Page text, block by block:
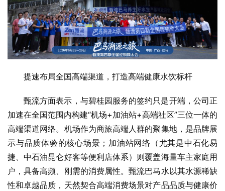
提速布局全国高端渠道，打造高端健康水饮标杆
甄流方面表示，与碧桂园服务的签约只是开端，公司正
加速在全国范围内构建“机场+加油站+高端社区”三位一体的
高端渠道网络。机场作为商旅高端人群的聚集地，是品牌展
示与品质体验的核心场景；加油站网络（尤其是中石化易
捷、中石油昆仑好客等便利店体系）则覆盖海量车主家庭用
户，具备高频、刚需的消费属性。甄流巴马水以其水源稀缺
性和卓越品质，天然契合高端消费场景对产品品质与健康价